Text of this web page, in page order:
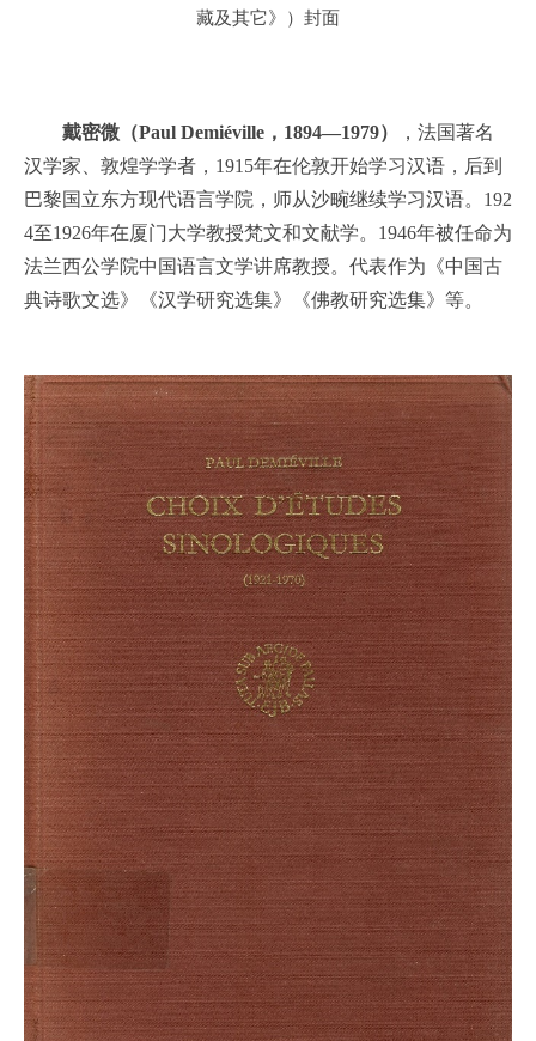
藏及其它》）封面
戴密微（Paul Demiéville，1894—1979）
，法国著名
汉学家、敦煌学学者，1915年在伦敦开始学习汉语，后到
巴黎国立东方现代语言学院，师从沙畹继续学习汉语。192
4至1926年在厦门大学教授梵文和文献学。1946年被任命为
法兰西公学院中国语言文学讲席教授。代表作为《中国古
典诗歌文选》《汉学研究选集》《佛教研究选集》等。